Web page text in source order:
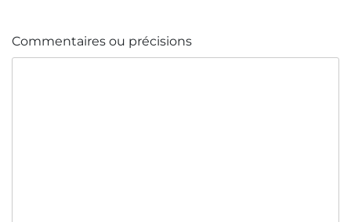
Commentaires ou précisions